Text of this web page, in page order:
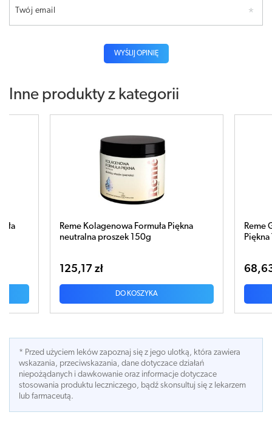
Twój email
WYŚLIJ OPINIĘ
Inne produkty z kategorii
Piękna
Reme Glow Kolagenowa Formuła
Piękna Travel Set x 15 saszetek
* Przed użyciem leków zapoznaj się z jego ulotką, która zawiera
wskazania, przeciwskazania, dane dotyczace działań
niepożądanych i dawkowanie oraz informacje dotyczace
stosowania produktu leczniczego, bądź skonsultuj się z lekarzem
lub farmaceutą.